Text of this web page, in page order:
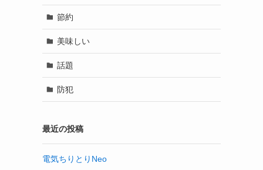
節約
美味しい
話題
防犯
最近の投稿
電気ちりとりNeo